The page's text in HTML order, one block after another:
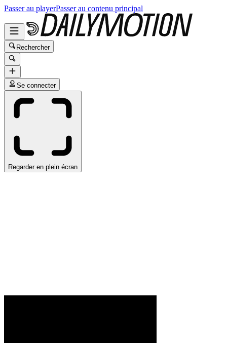
Passer au playerPasser au contenu principal
Rechercher
Se connecter
Regarder en plein écran